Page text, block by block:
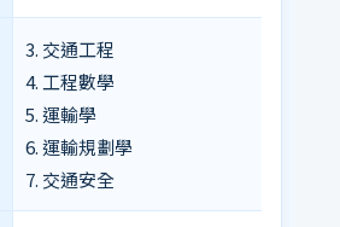
3. 交通工程
4. 工程數學
5. 運輸學
6. 運輸規劃學
7. 交通安全